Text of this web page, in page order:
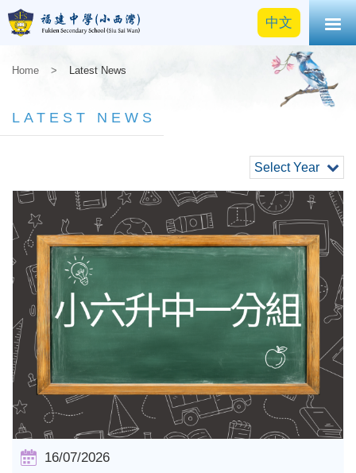
中文
Home > Latest News
LATEST NEWS
Select Year
16/07/2026